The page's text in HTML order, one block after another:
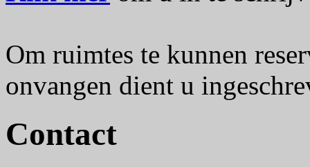
Om ruimtes te kunnen
onvangen dient u
Contact